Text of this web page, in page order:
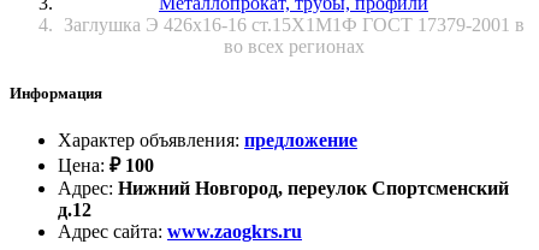
Заглушка Э 426х16-16 ст.15Х1М1Ф ГОСТ 17379-2001 в
во всех регионах
Информация
Характер объявления: предложение
Цена: ₽100
Адрес: Нижний Новгород, переулок Спортсменский
д.12
Адрес сайта: www.zaogkrs.ru